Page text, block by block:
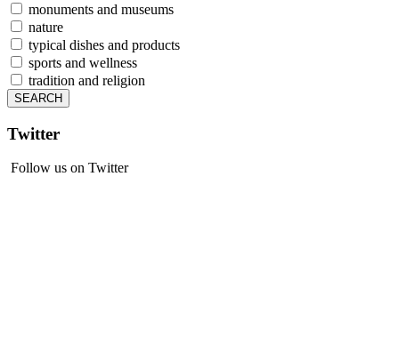
monuments and museums
nature
typical dishes and products
sports and wellness
tradition and religion
Twitter
Follow us on Twitter